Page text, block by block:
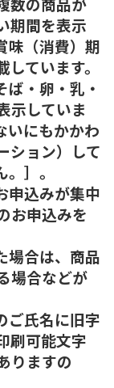
期間を表示
味（消費）期
ています。
・卵・乳・
示していま
いにもかかわ
ション）して
］。
申込みが集中
お申込みを
場合は、商品
場合などが
ご氏名に旧字
刷可能文字
りますの